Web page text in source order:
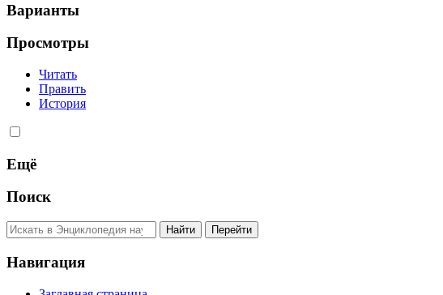
Варианты
Просмотры
Читать
Править
История
Ещё
Поиск
Навигация